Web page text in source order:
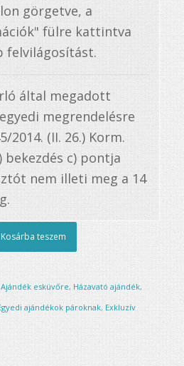
görgetve, a
fülre kattintva
felvilágosítást.
által megadott
megrendelésre
2014. (II. 26.) Korm.
bekezdés c) pontja
nem illeti meg a 14
Kosárba teszem
Ajándék esküvőre, Házavató ajándék,
ajándékok pároknak, Exkluzív